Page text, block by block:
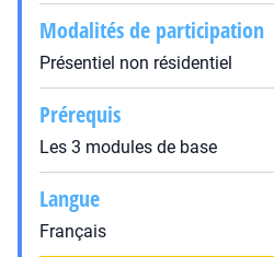
Modalités de participation
Présentiel non résidentiel
Prérequis
Les 3 modules de base
Langue
Français